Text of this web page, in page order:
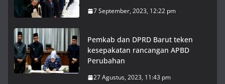
7 September, 2023, 12:22 pm
Pemkab dan DPRD Barut teken
kesepakatan rancangan APBD
Perubahan
27 Agustus, 2023, 11:43 pm